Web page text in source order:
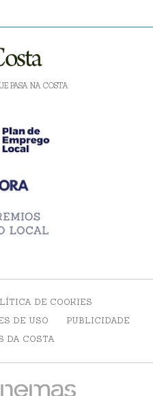
PASA NA COSTA
DE COOKIES
DE USO
PUBLICIDADE
DA COSTA